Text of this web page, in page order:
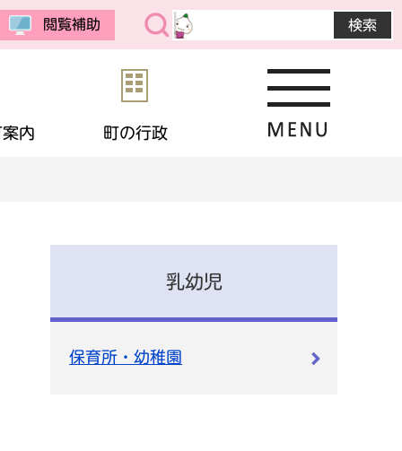
閲覧補助
住宅
男女共同参画 申請書ダウンロード
内 町の行政
乳幼児
保育所・幼稚園